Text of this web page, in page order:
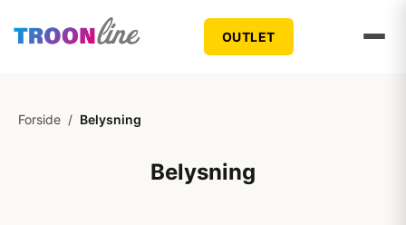
OUTLET
Forside / Belysning
Belysning